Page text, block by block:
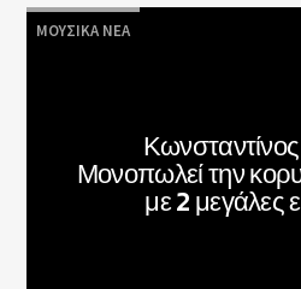
ΜΟΥΣΙΚΆ ΝΈΑ
Μονοπωλεί την
με 2 μεγάλες